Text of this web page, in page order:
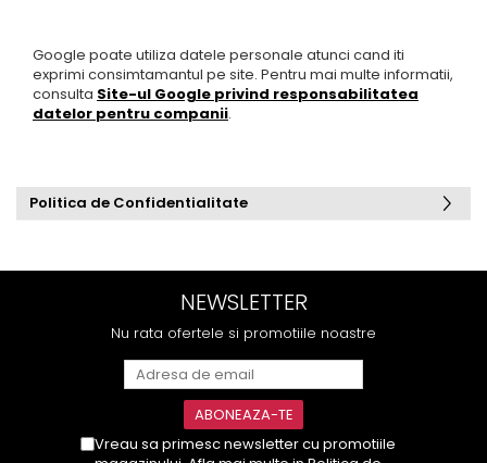
Google poate utiliza datele personale atunci cand iti
exprimi consimtamantul pe site. Pentru mai multe informatii,
consulta Site-ul Google privind responsabilitatea
datelor pentru companii.
Politica de Confidentialitate
NEWSLETTER
Nu rata ofertele si promotiile noastre
Vreau sa primesc newsletter cu promotiile